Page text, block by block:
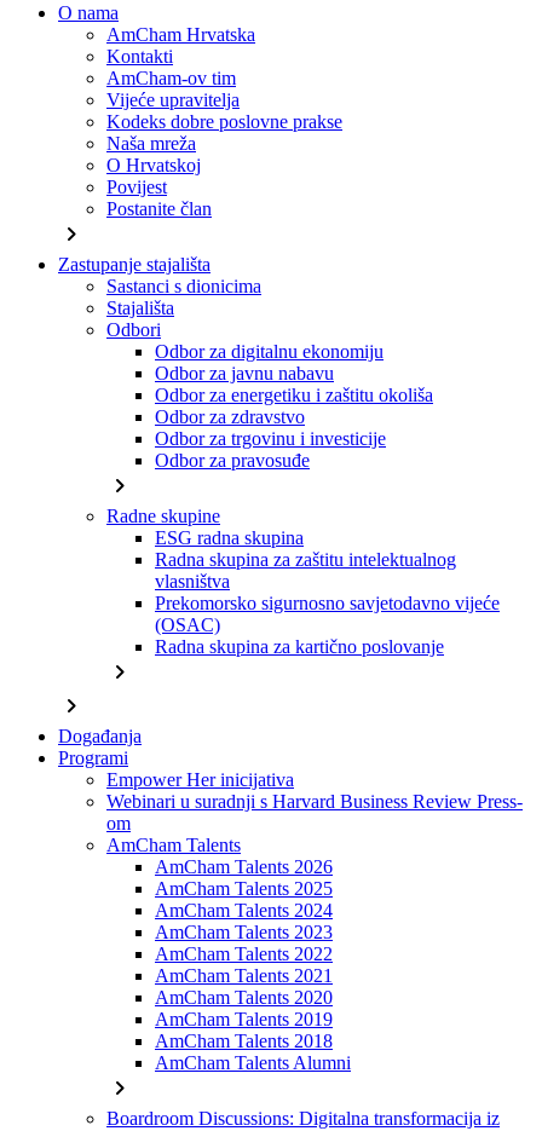
O nama
AmCham Hrvatska
Kontakti
AmCham-ov tim
Vijeće upravitelja
Kodeks dobre poslovne prakse
Naša mreža
O Hrvatskoj
Povijest
Postanite član
chevron_right
Zastupanje stajališta
Sastanci s dionicima
Stajališta
Odbori
Odbor za digitalnu ekonomiju
Odbor za javnu nabavu
Odbor za energetiku i zaštitu okoliša
Odbor za zdravstvo
Odbor za trgovinu i investicije
Odbor za pravosuđe
chevron_right
Radne skupine
ESG radna skupina
Radna skupina za zaštitu intelektualnog
vlasništva
Prekomorsko sigurnosno savjetodavno vijeće
(OSAC)
Radna skupina za kartično poslovanje
chevron_right
chevron_right
Događanja
Programi
Empower Her inicijativa
Webinari u suradnji s Harvard Business Review Press-
om
AmCham Talents
AmCham Talents 2026
AmCham Talents 2025
AmCham Talents 2024
AmCham Talents 2023
AmCham Talents 2022
AmCham Talents 2021
AmCham Talents 2020
AmCham Talents 2019
AmCham Talents 2018
AmCham Talents Alumni
chevron_right
Boardroom Discussions: Digitalna transformacija iz